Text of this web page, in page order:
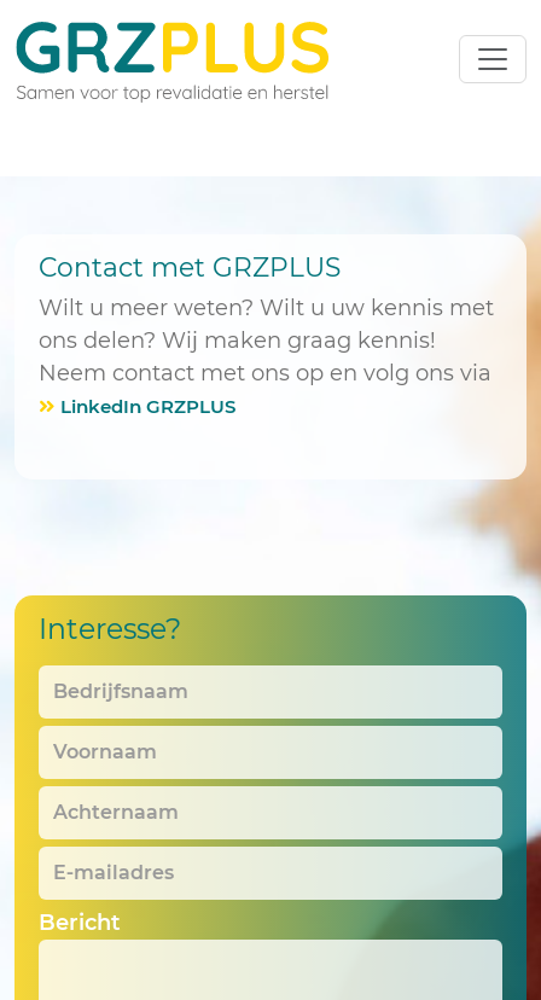
Contact met GRZPLUS
Wilt u meer weten? Wilt u uw kennis met
ons delen? Wij maken graag kennis!
Neem contact met ons op en volg ons via
LinkedIn GRZPLUS
Interesse?
Bedrijfsnaam
Voornaam
Achternaam
E-
mailadres *
Bericht